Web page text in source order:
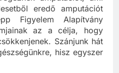
amputációt, ami
eredő amputációt
Figyelem Alapítvány
az a célja, hogy
Szánjunk hát
hisz egyszer